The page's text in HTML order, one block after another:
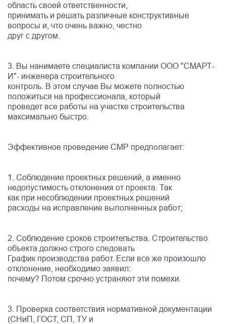
область своей ответственности,
принимать и решать различные конструктивные
вопросы и, что очень важно, честно
друг с другом.
3. Вы нанимаете специалиста компании ООО "СМАРТ-
И"- инженера строительного
контроль. В этом случае Вы можете полностью
положиться на профессионала, который
проведет все работы на участке строительства
максимально быстро.
Эффективное проведение СМР предполагает:
1. Соблюдение проектных решений, а именно
недопустимость отклонения от проекта. Так
как при несоблюдении проектных решений
расходы на исправление выполненных работ;
2. Соблюдение сроков строительства. Строительство
объекта должно строго следовать
График производства работ. Если все же произошло
отклонение, необходимо заявил:
почему? Потом срочно устраняют эти помехи.
3. Проверка соответствия нормативной документации
(СНиП, ГОСТ, СП, ТУ и